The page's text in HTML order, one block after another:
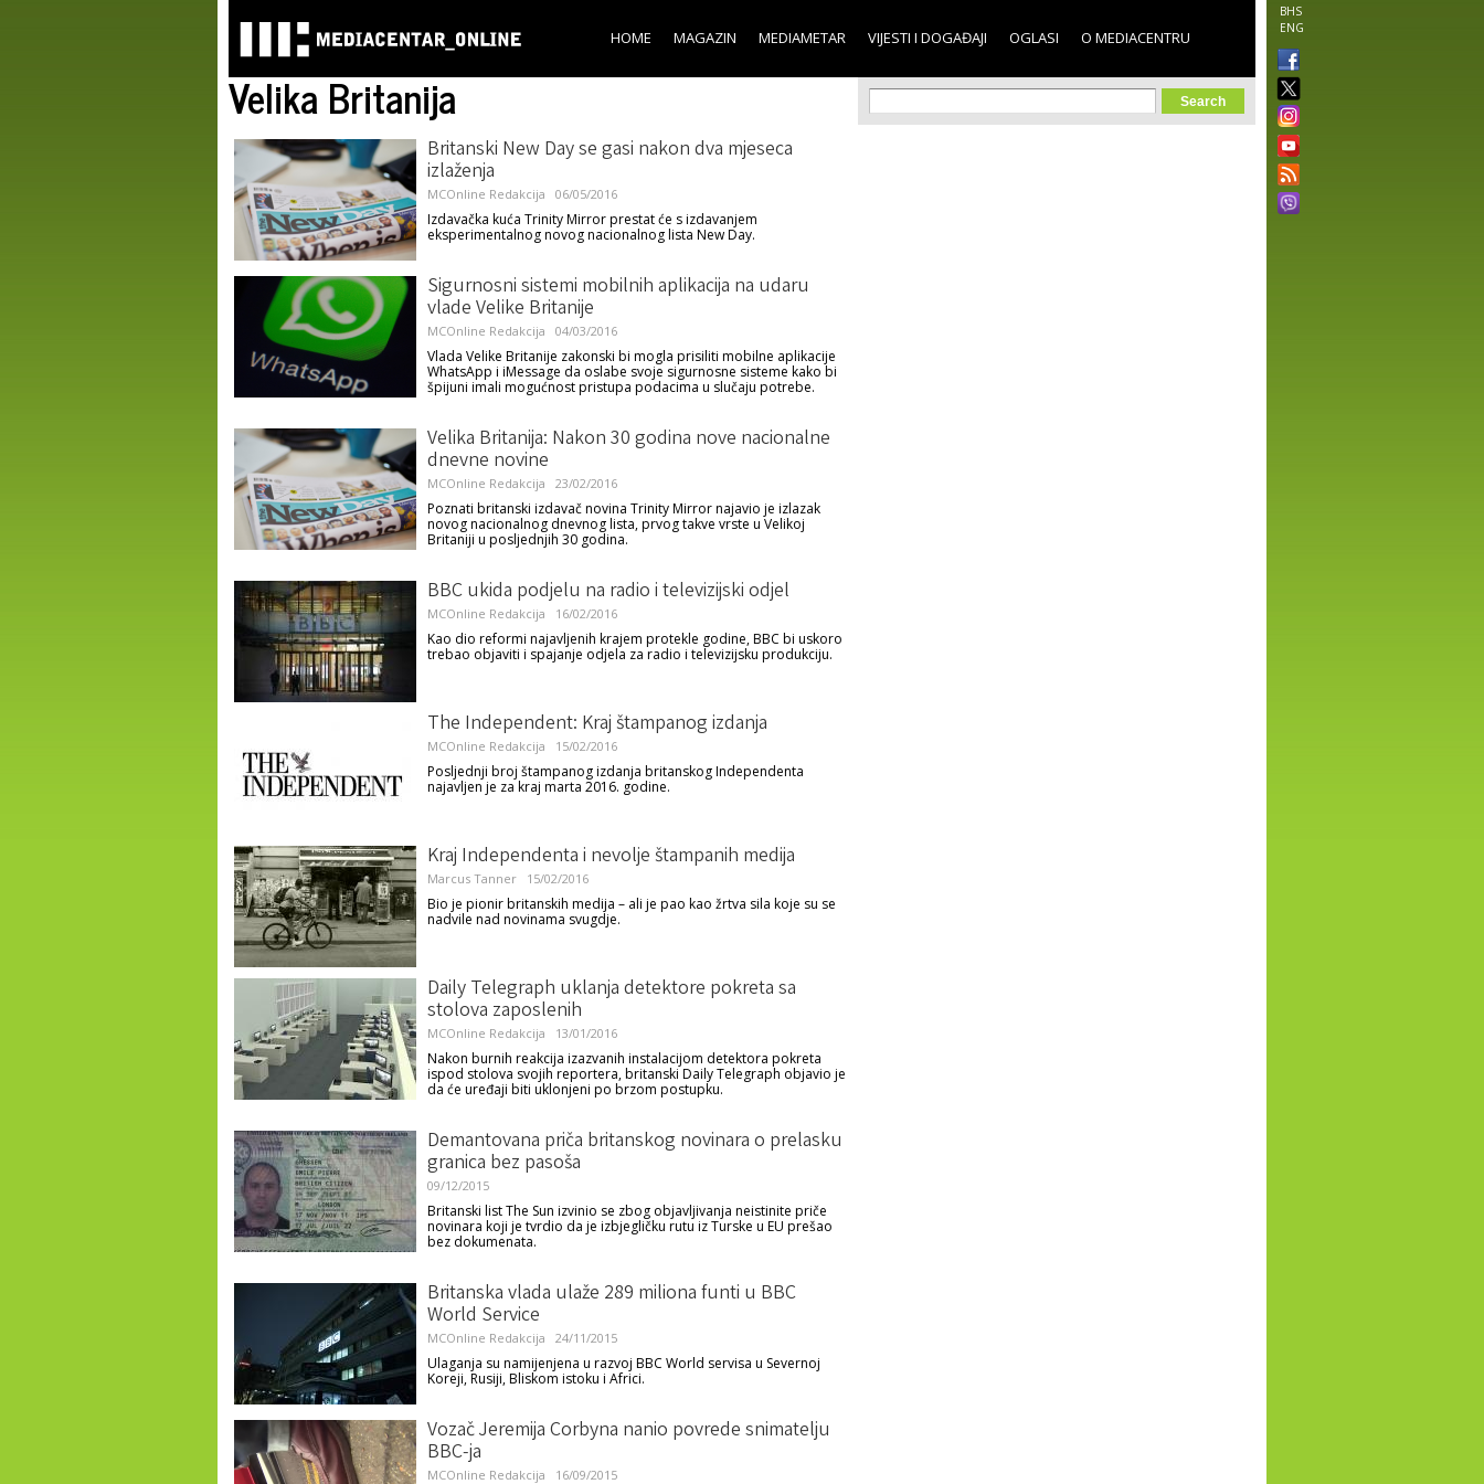
main
content
BHS
ENG
HOME MAGAZIN MEDIAMETAR VIJESTI I DOGAĐAJI OGLASI O MEDIACENTRU
Velika Britanija
Britanski New Day se gasi nakon dva mjeseca
izlaženja
MCOnline Redakcija 06/05/2016
Izdavačka kuća Trinity Mirror prestat će s izdavanjem
eksperimentalnog novog nacionalnog lista New Day.
Sigurnosni sistemi mobilnih aplikacija na udaru
vlade Velike Britanije
MCOnline Redakcija 04/03/2016
Vlada Velike Britanije zakonski bi mogla prisiliti mobilne aplikacije
WhatsApp i iMessage da oslabe svoje sigurnosne sisteme kako bi
špijuni imali mogućnost pristupa podacima u slučaju potrebe.
Velika Britanija: Nakon 30 godina nove nacionalne
dnevne novine
MCOnline Redakcija 23/02/2016
Poznati britanski izdavač novina Trinity Mirror najavio je izlazak
novog nacionalnog dnevnog lista, prvog takve vrste u Velikoj
Britaniji u posljednjih 30 godina.
BBC ukida podjelu na radio i televizijski odjel
MCOnline Redakcija 16/02/2016
Kao dio reformi najavljenih krajem protekle godine, BBC bi uskoro
trebao objaviti i spajanje odjela za radio i televizijsku produkciju.
The Independent: Kraj štampanog izdanja
MCOnline Redakcija 15/02/2016
Posljednji broj štampanog izdanja britanskog Independenta
najavljen je za kraj marta 2016. godine.
Kraj Independenta i nevolje štampanih medija
Marcus Tanner 15/02/2016
Bio je pionir britanskih medija – ali je pao kao žrtva sila koje su se
nadvile nad novinama svugdje.
Daily Telegraph uklanja detektore pokreta sa
stolova zaposlenih
MCOnline Redakcija 13/01/2016
Nakon burnih reakcija izazvanih instalacijom detektora pokreta
ispod stolova svojih reportera, britanski Daily Telegraph objavio je
da će uređaji biti uklonjeni po brzom postupku.
Demantovana priča britanskog novinara o prelasku
granica bez pasoša
09/12/2015
Britanski list The Sun izvinio se zbog objavljivanja neistinite priče
novinara koji je tvrdio da je izbjegličku rutu iz Turske u EU prešao
bez dokumenata.
Britanska vlada ulaže 289 miliona funti u BBC
World Service
MCOnline Redakcija 24/11/2015
Ulaganja su namijenjena u razvoj BBC World servisa u Severnoj
Koreji, Rusiji, Bliskom istoku i Africi.
Vozač Jeremija Corbyna nanio povrede snimatelju
BBC-ja
MCOnline Redakcija 16/09/2015
Search form
Search